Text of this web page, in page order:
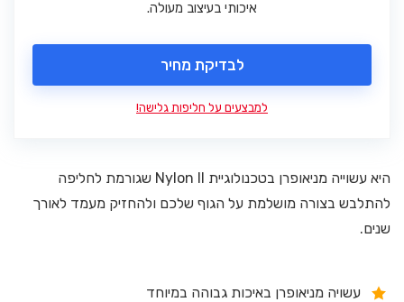
איכותי בעיצוב מעולה.
לבדיקת מחיר
למבצעים על חליפות גלישה!
היא עשוייה מניאופרן בטכנולוגיית Nylon II שגורמת לחליפה
להתלבש בצורה מושלמת על הגוף שלכם ולהחזיק מעמד לאורך
שנים.
עשויה מניאופרן באיכות גבוהה במיוחד